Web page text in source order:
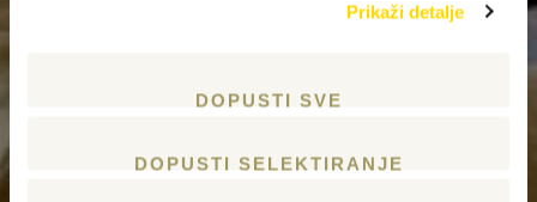
Prikaži detalje
DOPUSTI SVE
DOPUSTI SELEKTIRANJE